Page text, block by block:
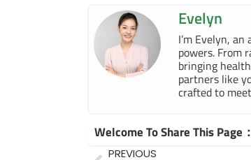
Evelyn
I’m Evelyn,
powers. From
bringing
partners like
crafted to
Welcome To Share This Page：
Prev
PREVIOUS